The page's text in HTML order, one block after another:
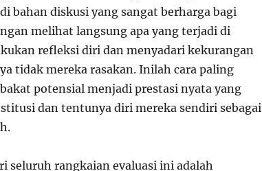
bahan diskusi yang sangat berharga bagi
melihat langsung apa yang terjadi di
refleksi diri dan menyadari kekurangan
tidak mereka rasakan. Inilah cara paling
potensial menjadi prestasi nyata yang
dan tentunya diri mereka sendiri sebagai
seluruh rangkaian evaluasi ini adalah